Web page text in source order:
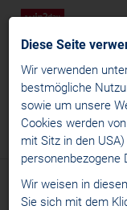
NEWS
Logos win2day ICE
Media / Logos Alps
Dateien
Diese Seite
Wir verwenden
best­mögliche
sowie um unsere
Cookies werden
mit Sitz in den
personenbezogene
Wir weisen in
Sie sich mit dem